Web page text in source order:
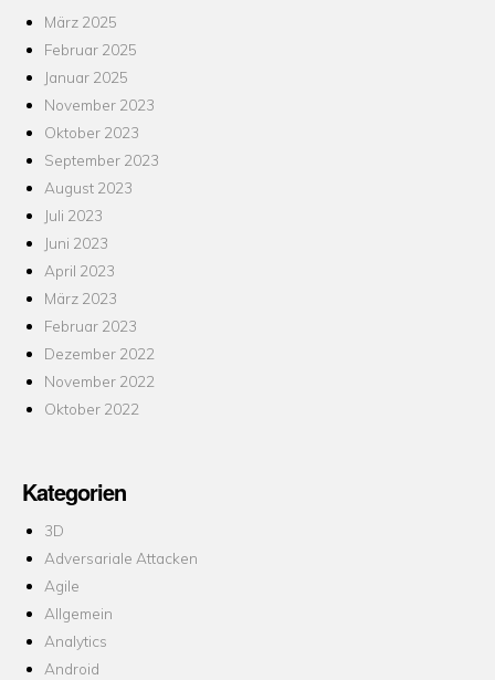
März 2025
Februar 2025
Januar 2025
November 2023
Oktober 2023
September 2023
August 2023
Juli 2023
Juni 2023
April 2023
März 2023
Februar 2023
Dezember 2022
November 2022
Oktober 2022
Kategorien
3D
Adversariale Attacken
Agile
Allgemein
Analytics
Android